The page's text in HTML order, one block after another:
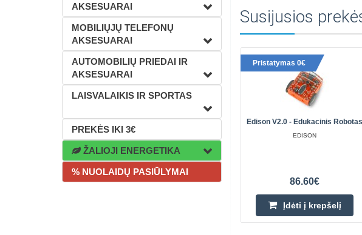
AKSESUARAI
MOBILIŲJŲ TELEFONŲ
AKSESUARAI
AUTOMOBILIŲ PRIEDAI IR
AKSESUARAI
LAISVALAIKIS IR SPORTAS
PREKĖS IKI 3€
ŽALIOJI ENERGETIKA
% NUOLAIDŲ PASIŪLYMAI
Susijusios
Pristatymas 0€
Edison V2.0 - Edukacinis Robotas
EDISON
86.60€
Įdėti į krepšelį